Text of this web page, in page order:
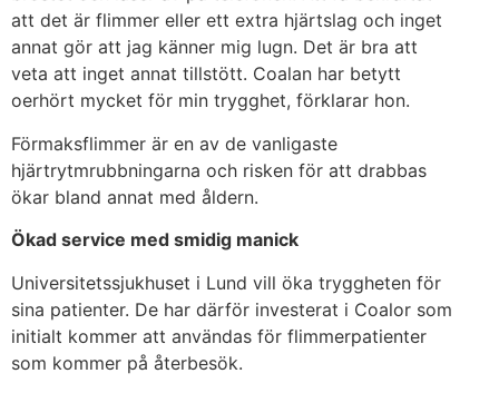
att det är flimmer eller ett extra hjärtslag och inget
annat gör att jag känner mig lugn. Det är bra att
veta att inget annat tillstött. Coalan har betytt
oerhört mycket för min trygghet, förklarar hon.
Förmaksflimmer är en av de vanligaste
hjärtrytmrubbningarna och risken för att drabbas
ökar bland annat med åldern.
Ökad service med smidig manick
Universitetssjukhuset i Lund vill öka tryggheten för
sina patienter. De har därför investerat i Coalor som
initialt kommer att användas för flimmerpatienter
som kommer på återbesök.